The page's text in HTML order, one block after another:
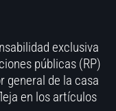
exclusiva
públicas (RP)
general de la casa
en los artículos